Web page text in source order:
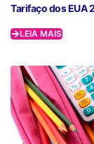
Tarifaço dos EUA
LEIA MAIS